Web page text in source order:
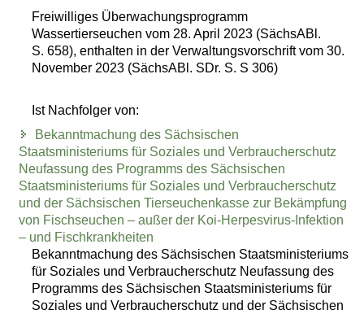
Freiwilliges Überwachungsprogramm
Wassertierseuchen vom 28. April 2023 (SächsABl.
S. 658), enthalten in der Verwaltungsvorschrift vom 30.
November 2023 (SächsABl. SDr. S. S 306)
Ist Nachfolger von:
Bekanntmachung des Sächsischen
Staatsministeriums für Soziales und Verbraucherschutz
Neufassung des Programms des Sächsischen
Staatsministeriums für Soziales und Verbraucherschutz
und der Sächsischen Tierseuchenkasse zur Bekämpfung
von Fischseuchen – außer der Koi-Herpesvirus-Infektion
– und Fischkrankheiten
Bekanntmachung des Sächsischen Staatsministeriums
für Soziales und Verbraucherschutz Neufassung des
Programms des Sächsischen Staatsministeriums für
Soziales und Verbraucherschutz und der Sächsischen